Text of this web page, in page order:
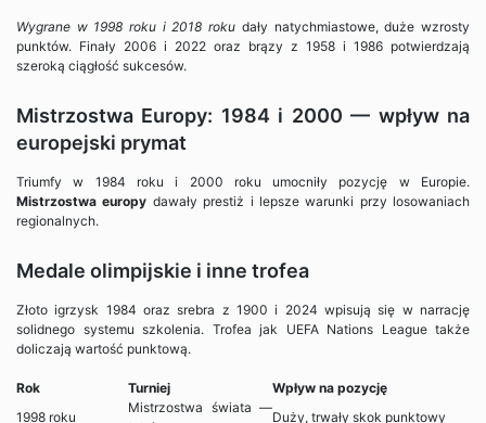
Wygrane w 1998 roku i 2018 roku dały natychmiastowe, duże wzrosty
punktów. Finały 2006 i 2022 oraz brązy z 1958 i 1986 potwierdzają
szeroką ciągłość sukcesów.
Mistrzostwa Europy: 1984 i 2000 — wpływ na
europejski prymat
Triumfy w 1984 roku i 2000 roku umocniły pozycję w Europie.
Mistrzostwa europy dawały prestiż i lepsze warunki przy losowaniach
regionalnych.
Medale olimpijskie i inne trofea
Złoto igrzysk 1984 oraz srebra z 1900 i 2024 wpisują się w narrację
solidnego systemu szkolenia. Trofea jak UEFA Nations League także
doliczają wartość punktową.
Rok Turniej
Wpływ na pozycję
1998 roku
Mistrzostwa świata —
Duży, trwały skok punktowy